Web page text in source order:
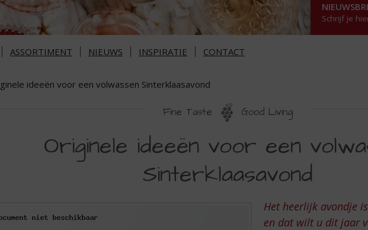
Schrijf je
ASSORTIMENT NIEUWS INSPIRATIE CONTACT
ideeën voor een volwassen Sinterklaasavond
Fine Taste Good Living
Originele ideeën voor een
Sinterklaasavond
Het heerlijk avondje
en dat wilt u dit jaar